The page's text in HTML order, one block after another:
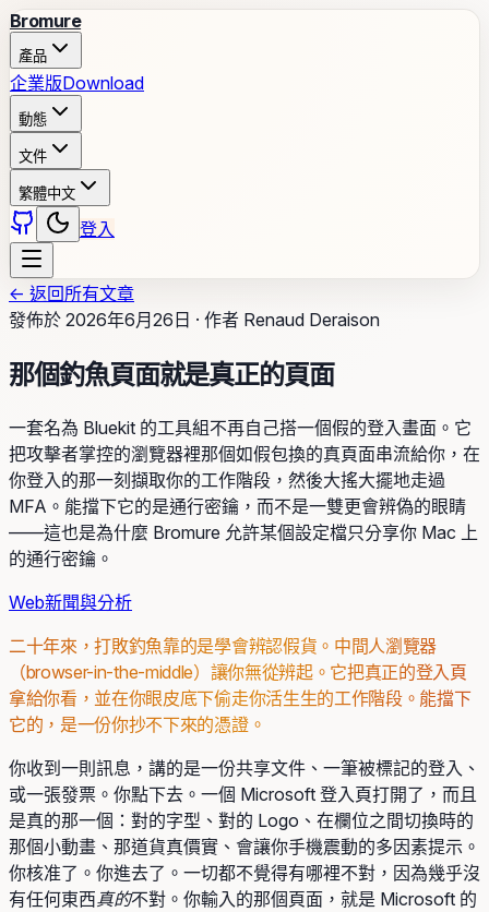
Bromure
產品
企業版Download
動態
文件
繁體中文
登入
← 返回所有文章
發佈於 2026年6月26日 · 作者 Renaud Deraison
那個釣魚頁面就是真正的頁面
一套名為 Bluekit 的工具組不再自己搭一個假的登入畫面。它
把攻擊者掌控的瀏覽器裡那個如假包換的真頁面串流給你，在
你登入的那一刻擷取你的工作階段，然後大搖大擺地走過
MFA。能擋下它的是通行密鑰，而不是一雙更會辨偽的眼睛
——這也是為什麼 Bromure 允許某個設定檔只分享你 Mac 上
的通行密鑰。
Web新聞與分析
二十年來，打敗釣魚靠的是學會辨認假貨。中間人瀏覽器
（browser-in-the-middle）讓你無從辨起。它把真正的登入頁
拿給你看，並在你眼皮底下偷走你活生生的工作階段。能擋下
它的，是一份你抄不下來的憑證。
你收到一則訊息，講的是一份共享文件、一筆被標記的登入、
或一張發票。你點下去。一個 Microsoft 登入頁打開了，而且
是真的那一個：對的字型、對的 Logo、在欄位之間切換時的
那個小動畫、那道貨真價實、會讓你手機震動的多因素提示。
你核准了。你進去了。一切都不覺得有哪裡不對，因為幾乎沒
有任何東西真的不對。你輸入的那個頁面，就是 Microsoft 的